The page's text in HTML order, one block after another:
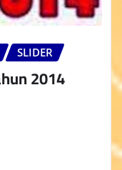
SLIDER
2014